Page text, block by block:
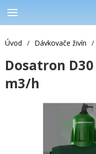
Úvod / Dávkovače živín /
Dosatron D30
m3/h